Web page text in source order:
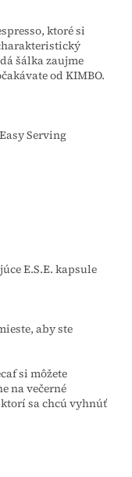
ktoré si
šálka zaujme
od KIMBO.
Serving
E.S.E. kapsule
aby ste
si môžete
na večerné
sa chcú vyhnúť